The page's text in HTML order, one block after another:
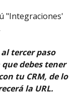
"Integraciones'
tercer paso
que debes tener
tu CRM, de lo
la URL.